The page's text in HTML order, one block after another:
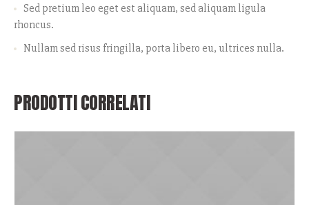
Sed pretium leo eget est aliquam, sed aliquam ligula
rhoncus.
Nullam sed risus fringilla, porta libero eu, ultrices nulla.
PRODOTTI CORRELATI